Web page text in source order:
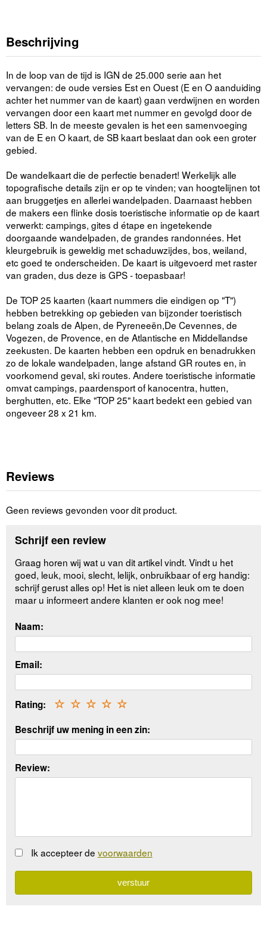
Beschrijving
In de loop van de tijd is IGN de 25.000 serie aan het
vervangen: de oude versies Est en Ouest (E en O aanduiding
achter het nummer van de kaart) gaan verdwijnen en worden
vervangen door een kaart met nummer en gevolgd door de
letters SB. In de meeste gevalen is het een samenvoeging
van de E en O kaart, de SB kaart beslaat dan ook een groter
gebied.
De wandelkaart die de perfectie benadert! Werkelijk alle
topografische details zijn er op te vinden; van hoogtelijnen tot
aan bruggetjes en allerlei wandelpaden. Daarnaast hebben
de makers een flinke dosis toeristische informatie op de kaart
verwerkt: campings, gites d étape en ingetekende
doorgaande wandelpaden, de grandes randonnées. Het
kleurgebruik is geweldig met schaduwzijdes, bos, weiland,
etc goed te onderscheiden. De kaart is uitgevoerd met raster
van graden, dus deze is GPS - toepasbaar!
De TOP 25 kaarten (kaart nummers die eindigen op "T")
hebben betrekking op gebieden van bijzonder toeristisch
belang zoals de Alpen, de Pyreneeën,De Cevennes, de
Vogezen, de Provence, en de Atlantische en Middellandse
zeekusten. De kaarten hebben een opdruk en benadrukken
zo de lokale wandelpaden, lange afstand GR routes en, in
voorkomend geval, ski routes. Andere toeristische informatie
omvat campings, paardensport of kanocentra, hutten,
berghutten, etc. Elke "TOP 25" kaart bedekt een gebied van
ongeveer 28 x 21 km.
Reviews
Geen reviews gevonden voor dit product.
Schrijf een review
Graag horen wij wat u van dit artikel vindt. Vindt u het
goed, leuk, mooi, slecht, lelijk, onbruikbaar of erg handig:
schrijf gerust alles op! Het is niet alleen leuk om te doen
maar u informeert andere klanten er ook nog mee!
Naam:
Email:
Rating: ☆
☆
☆
☆
☆
Beschrijf uw mening in een zin:
Review:
Ik accepteer de voorwaarden